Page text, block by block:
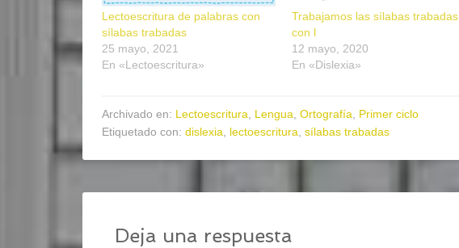
Lectoescritura de palabras con
sílabas trabadas
25 mayo, 2021
En «Lectoescritura»
Trabajamos las sílabas trabadas
con l
12 mayo, 2020
En «Dislexia»
Archivado en: Lectoescritura Lengua Ortografía
Primer ciclo
Etiquetado con: dislexia lectoescritura sílabas trabadas
Deja una respuesta